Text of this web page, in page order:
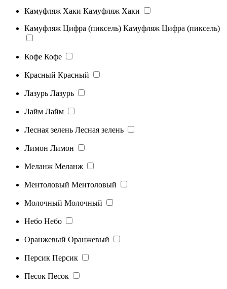
Камуфляж Хаки Камуфляж Хаки
Камуфляж Цифра (пиксель) Камуфляж Цифра (пиксель)
Кофе Кофе
Красный Красный
Лазурь Лазурь
Лайм Лайм
Лесная зелень Лесная зелень
Лимон Лимон
Меланж Меланж
Ментоловый Ментоловый
Молочный Молочный
Небо Небо
Оранжевый Оранжевый
Персик Персик
Песок Песок